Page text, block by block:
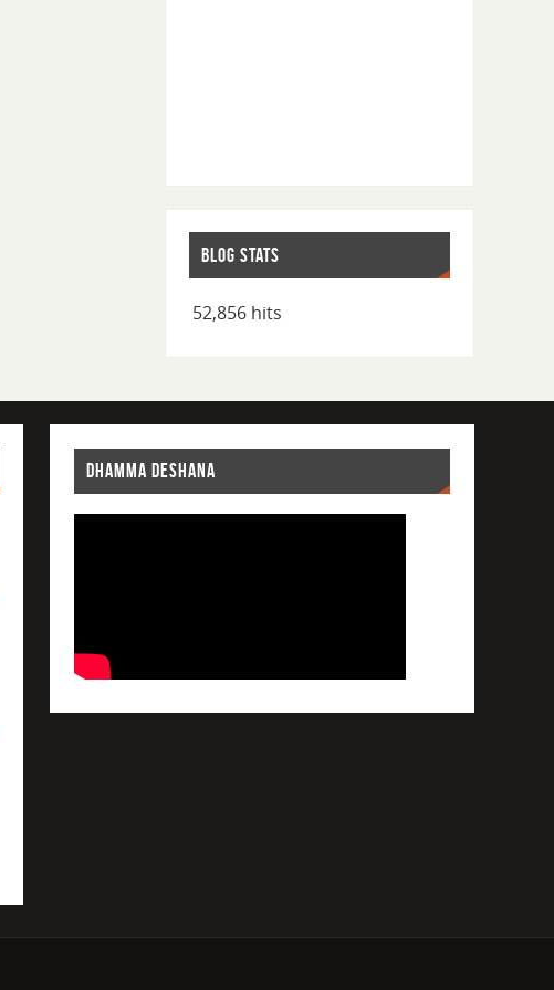
BLOG STATS
52,856 hits
DHAMMA DESHANA